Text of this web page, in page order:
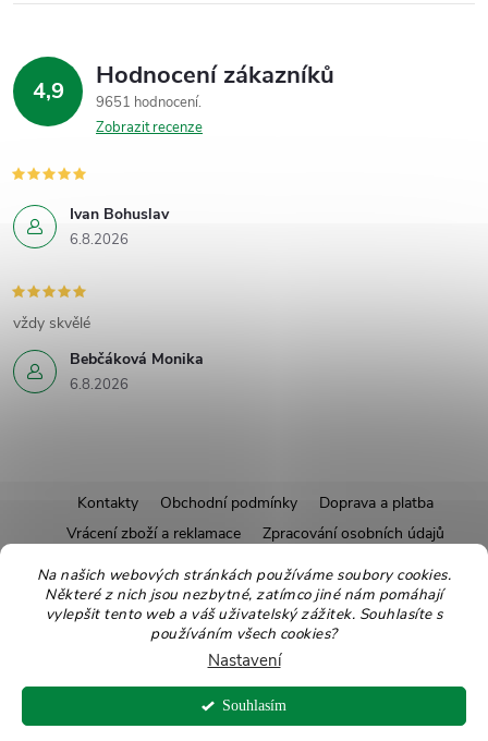
Na našich webových stránkách používáme soubory cookies.
Některé z nich jsou nezbytné, zatímco jiné nám pomáhají
vylepšit tento web a váš uživatelský zážitek. Souhlasíte s
používáním všech cookies?
Nastavení
Souhlasím
4,9 Hodnocení zákazníků
9651 hodnocení
Zobrazit recenze
Ivan Bohuslav
6.8.2026
Bebčáková Monika
6.8.2026
vždy skvělé
á
Kontakty Obchodní podmínky
Doprava a platba
Vrácení zboží a reklamace
Zpracování osobních údajů
Pravidla soutěží
Affiliate program
Recepty
Pro nové dodavatele
Ekologické balení Moje objednávka
Copyright 2026Zdravoslav. Všechna práva vyhrazena.Upravit nastavení
cookies